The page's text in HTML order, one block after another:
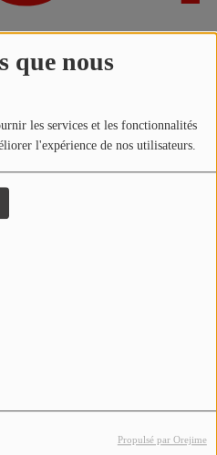
que nous
les services et les fonctionnalités
l'expérience de nos utilisateurs.
Propulsé par Orejime
RADIO
avez
erreur.
recherchez n’existe plus.